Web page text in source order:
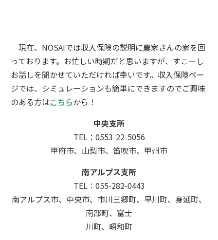
現在、NOSAIでは収入保険の説明に農家さんの家を回
っております。お忙しい時期だと思いますが、すこーし
お話しを聞かせていただければ幸いです。収入保険ペー
ジでは、シミュレーションも簡単にできますのでご興味
のある方はこちらから！
中央支所
TEL：0553-22-5056
甲府市、山梨市、笛吹市、甲州市
南アルプス支所
TEL：055-282-0443
南アルプス市、中央市、市川三郷町、早川町、身延町、
南部町、富士
川町、昭和町